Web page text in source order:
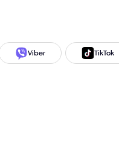
Viber TikTok